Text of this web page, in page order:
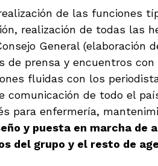
de las funciones
realización de todas las
General (elaboración
de prensa y encuentros
fluidas con los
de todo el
para enfermería,
y puesta en marcha
del grupo y el resto de